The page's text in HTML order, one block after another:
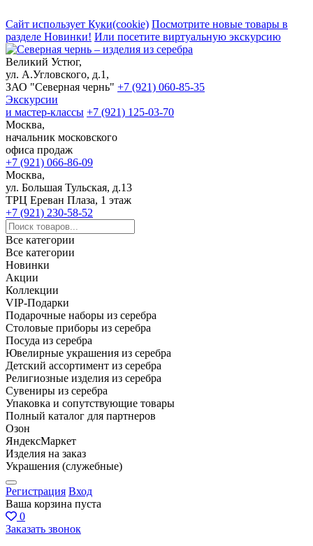
Сайт использует Куки(cookie) Посмотрите новые товары в
разделе Новинки! Или посетите виртуальную экскурсию
Великий Устюг,
ул. А.Угловского, д.1,
ЗАО "Северная чернь" +7 (921) 060-85-35
Экскурсии
и мастер-классы +7 (921) 125-03-70
Москва,
начальник московского
офиса продаж
+7 (921) 066-86-09
Москва,
ул. Большая Тульская, д.13
ТРЦ Ереван Плаза, 1 этаж
+7 (921) 230-58-52
Все категории
Все категории
Новинки
Акции
Коллекции
VIP-Подарки
Подарочные наборы из серебра
Столовые приборы из серебра
Посуда из серебра
Ювелирные украшения из серебра
Детский ассортимент из серебра
Религиозные изделия из серебра
Сувениры из серебра
Упаковка и сопутствующие товары
Полный каталог для партнеров
Озон
ЯндексМаркет
Изделия на заказ
Украшения (служебные)
Регистрация Вход
Ваша корзина пуста
0
Заказать звонок